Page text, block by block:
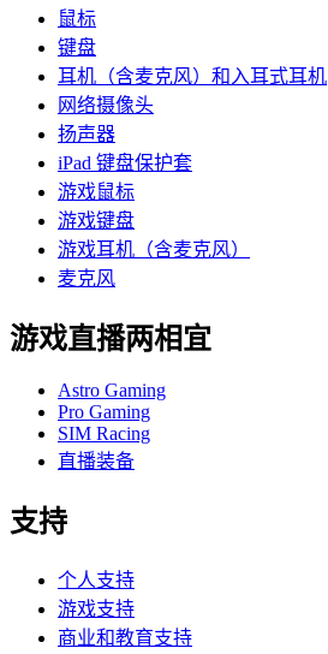
鼠标
键盘
耳机（含麦克风）和入耳式耳机
网络摄像头
扬声器
iPad 键盘保护套
游戏鼠标
游戏键盘
游戏耳机（含麦克风）
麦克风
游戏直播两相宜
Astro Gaming
Pro Gaming
SIM Racing
直播装备
支持
个人支持
游戏支持
商业和教育支持